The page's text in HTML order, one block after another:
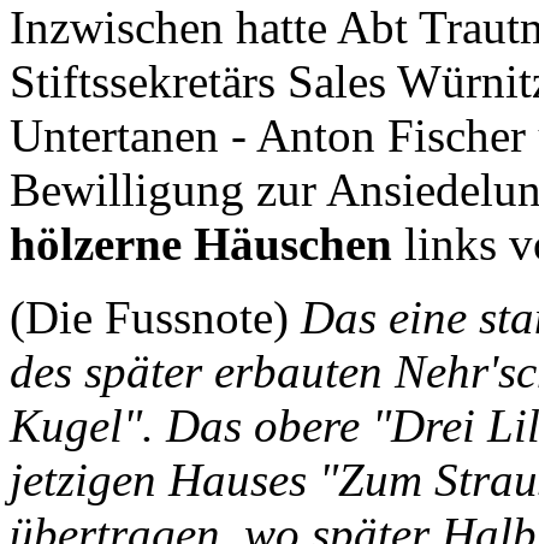
Inzwischen hatte Abt
Stiftssekretärs Sales
Untertanen - Anton
Bewilligung zur
hölzerne Häuschen links
(Die Fussnote) Das eine
des später erbauten
Kugel". Das obere "Drei
jetzigen Hauses "Zum